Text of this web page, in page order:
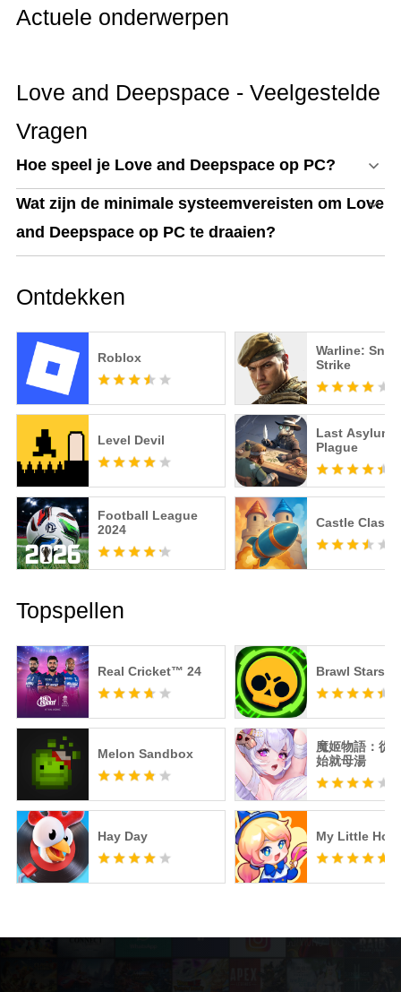
Actuele onderwerpen
Love and Deepspace - Veelgestelde
Vragen
Hoe speel je Love and Deepspace op PC?
Wat zijn de minimale systeemvereisten om Love
and Deepspace op PC te draaien?
Ontdekken
Roblox
Warline:
Strike
Level Devil
Last Asylum:
Plague
Football League
2024
Castle
Topspellen
Real Cricket™ 24
Melon Sandbox
Hay Day
Brawl Stars
魔姬物語：從
始就母湯
My Little